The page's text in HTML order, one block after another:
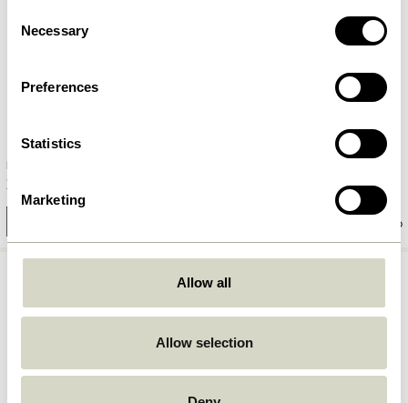
Selection
Necessary
Preferences
Statistics
Marketing
Allow all
Allow selection
Fawn Tabletts Naturfarben (2er
Set)
749,00 kr.